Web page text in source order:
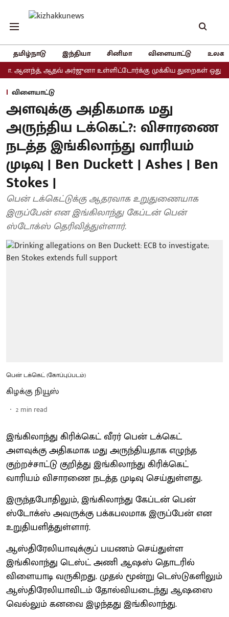
தமிழ்நாடு இந்தியா சினிமா விளையாட்டு
ஆதவ் அர்ஜுனா உள்ளிட்டோர்க்கு முக்கிய துறைகள் ஒதுக்கீடு
விளையாட்டு
அளவுக்கு அதிகமாக மது
அருந்திய டக்கெட்?: விசாரணை
நடத்த இங்கிலாந்து வாரியம்
முடிவு | Ben Duckett | Ashes | Ben
Stokes |
பென் டக்கெட்டுக்கு ஆதரவாக உறுதுணையாக
இருப்பேன் என இங்கிலாந்து கேப்டன் பென்
ஸ்டோக்ஸ் தெரிவித்துள்ளார்.
பென் டக்கெட் (கோப்புப்படம்)
கிழக்கு நியூஸ்
2 min read
இங்கிலாந்து கிரிக்கெட் வீரர் பென் டக்கெட்
அளவுக்கு அதிகமாக மது அருந்தியதாக எழுந்த
குற்றச்சாட்டு குறித்து இங்கிலாந்து கிரிக்கெட்
வாரியம் விசாரணை நடத்த முடிவு செய்துள்ளது.
இருந்தபோதிலும், இங்கிலாந்து கேப்டன் பென்
ஸ்டோக்ஸ் அவருக்கு பக்கபலமாக இருப்பேன் என
உறுதியளித்துள்ளார்.
ஆஸ்திரேலியாவுக்குப் பயணம் செய்துள்ள
இங்கிலாந்து டெஸ்ட் அணி ஆஷஸ் தொடரில்
விளையாடி வருகிறது. முதல் மூன்று டெஸ்டுகளிலும்
ஆஸ்திரேலியாவிடம் தோல்வியடைந்து ஆஷஸை
வெல்லும் கனவை இழந்தது இங்கிலாந்து.